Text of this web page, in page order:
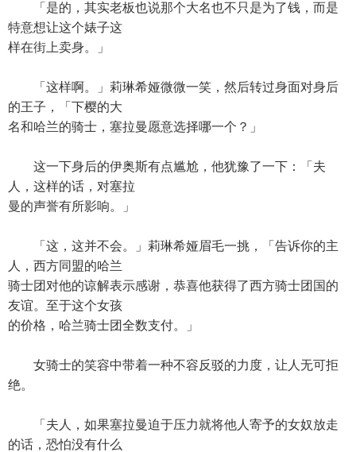
「是的，其实老板也说那个大名也不只是为了钱，而是
特意想让这个婊子这
样在街上卖身。」
「这样啊。」莉琳希娅微微一笑，然后转过身面对身后
的王子，「下樱的大
名和哈兰的骑士，塞拉曼愿意选择哪一个？」
这一下身后的伊奥斯有点尴尬，他犹豫了一下：「夫
人，这样的话，对塞拉
曼的声誉有所影响。」
「这，这并不会。」莉琳希娅眉毛一挑，「告诉你的主
人，西方同盟的哈兰
骑士团对他的谅解表示感谢，恭喜他获得了西方骑士团国的
友谊。至于这个女孩
的价格，哈兰骑士团全数支付。」
女骑士的笑容中带着一种不容反驳的力度，让人无可拒
绝。
「夫人，如果塞拉曼迫于压力就将他人寄予的女奴放走
的话，恐怕没有什么